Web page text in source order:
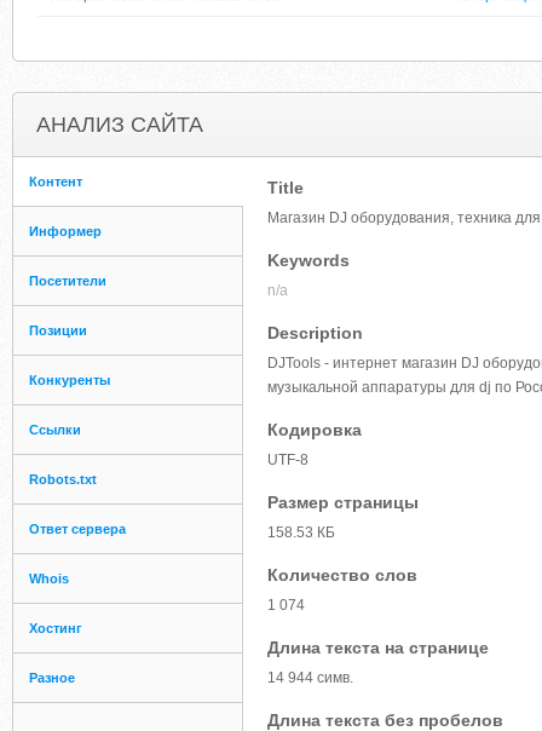
АНАЛИЗ САЙТА
Контент
Информер
Посетители
Позиции
Конкуренты
Ссылки
Robots.txt
Ответ сервера
Whois
Хостинг
Разное
Title
Магазин DJ оборудования, техника
Keywords
n/a
Description
DJTools - интернет магазин DJ
музыкальной аппаратуры для dj по
Кодировка
UTF-8
Размер страницы
158.53 КБ
Количество слов
1 074
Длина текста на странице
14 944 симв.
Длина текста без пробелов